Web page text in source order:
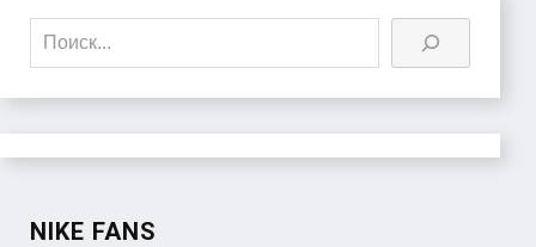
Поиск
NIKE FANS